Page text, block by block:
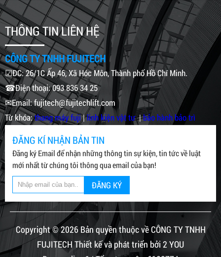
THÔNG TIN LIÊN HỆ
CÔNG TY TNHH FUJITECH
☑ĐC: 26/1C Ấp 46, Xã Hóc Môn, Thành phố Hồ Chí Minh.
☎Điện thoại: 093 836 34 25
✉Email: fujitech@fujitechlift.com
Từ khóa:thang máy fuji|linh kiện vật tư|bảo hành bảo trì
ĐĂNG KÍ NHẬN BẢN TIN
Đăng ký Email để nhận những thông tin sự kiện, tin tức về luật
mới nhất từ chúng tôi thông qua email của bạn!
ĐĂNG KÝ
Copyright © 2026 Bản quyền thuộc về CÔNG TY TNHH
FUJITECH Thiết kế và phát triển bởi 2 YOU